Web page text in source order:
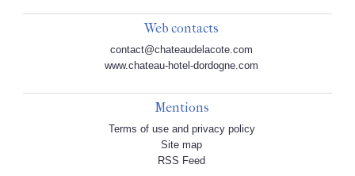
Web contacts
contact@chateaudelacote.com
www.chateau-hotel-dordogne.com
Mentions
Terms of use and privacy policy
Site map
RSS Feed